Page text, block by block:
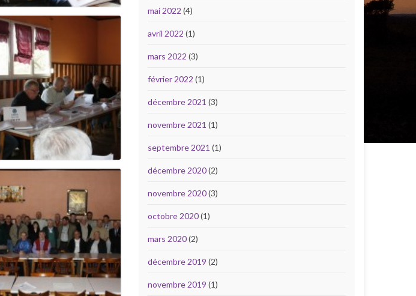
mai 2022 (4)
avril 2022 (1)
mars 2022 (3)
février 2022 (1)
décembre 2021 (3)
novembre 2021 (1)
septembre 2021 (1)
décembre 2020(2)
novembre 2020(3)
octobre 2020(1)
mars 2020(2)
décembre 2019 (2)
novembre 2019 (1)